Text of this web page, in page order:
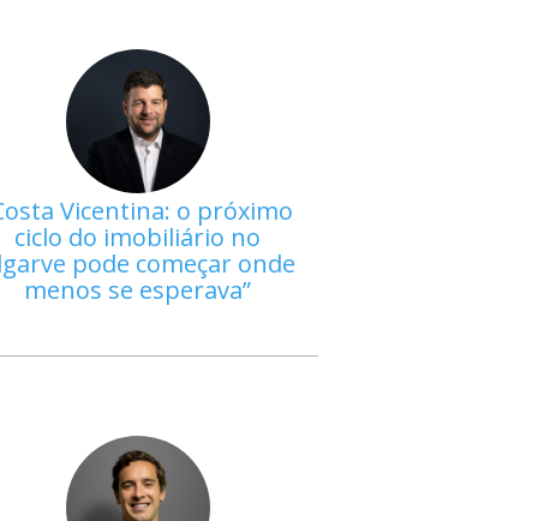
Vicentina: o próximo
ciclo do imobiliário no
pode começar onde
menos se esperava